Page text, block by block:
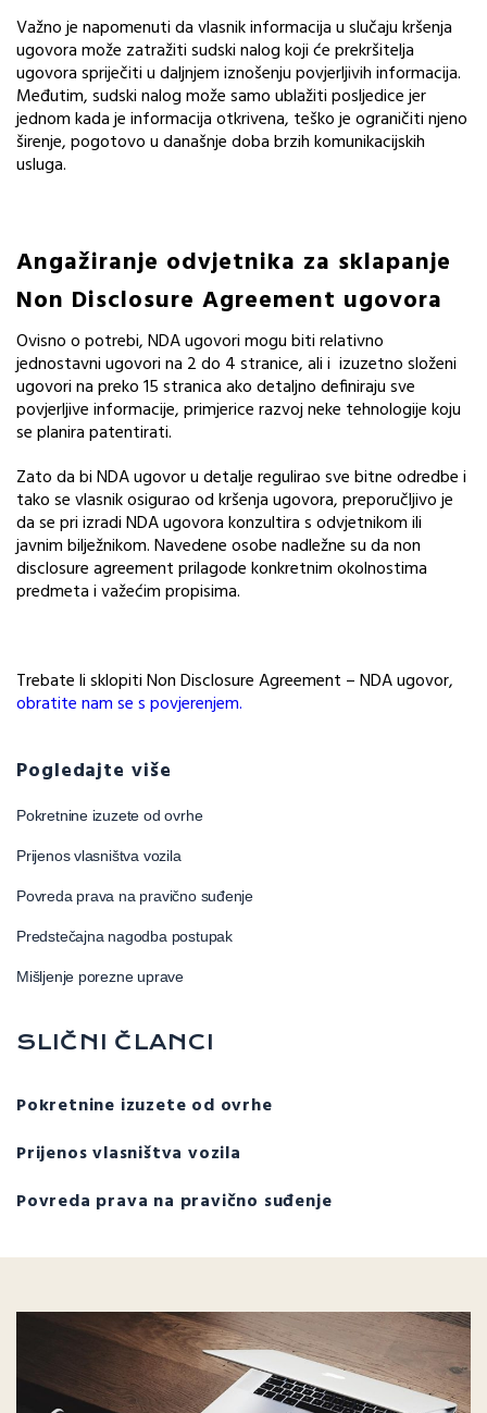
Važno je napomenuti da vlasnik informacija u slučaju kršenja
ugovora može zatražiti sudski nalog koji će prekršitelja
ugovora spriječiti u daljnjem iznošenju povjerljivih informacija.
Međutim, sudski nalog može samo ublažiti posljedice jer
jednom kada je informacija otkrivena, teško je ograničiti njeno
širenje, pogotovo u današnje doba brzih komunikacijskih
usluga.
Angažiranje odvjetnika za sklapanje
Non Disclosure Agreement ugovora
Ovisno o potrebi, NDA ugovori mogu biti relativno
jednostavni ugovori na 2 do 4 stranice, ali i izuzetno složeni
ugovori na preko 15 stranica ako detaljno definiraju sve
povjerljive informacije, primjerice razvoj neke tehnologije koju
se planira patentirati.
Zato da bi NDA ugovor u detalje regulirao sve bitne odredbe i
tako se vlasnik osigurao od kršenja ugovora, preporučljivo je
da se pri izradi NDA ugovora konzultira s odvjetnikom ili
javnim bilježnikom. Navedene osobe nadležne su da non
disclosure agreement prilagode konkretnim okolnostima
predmeta i važećim propisima.
Trebate li sklopiti Non Disclosure Agreement – NDA ugovor,
obratite nam se s povjerenjem.
Pogledajte više
Pokretnine izuzete od ovrhe
Prijenos vlasništva vozila
Povreda prava na pravično suđenje
Predstečajna nagodba postupak
Mišljenje porezne uprave
SLIČNI ČLANCI
Pokretnine izuzete od ovrhe
Prijenos vlasništva vozila
Povreda prava na pravično suđenje